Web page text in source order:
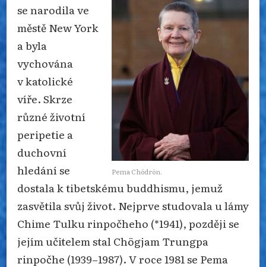
Pema Chödrön.
se narodila ve
městě New York
a byla
vychována
v katolické
víře. Skrze
různé životní
peripetie a
duchovní
hledání se
dostala k tibetskému buddhismu, jemuž
zasvětila svůj život. Nejprve studovala u lámy
Chime Tulku rinpočheho (*1941), později se
jejím učitelem stal Chögjam Trungpa
rinpočhe (1939–1987). V roce 1981 se Pema